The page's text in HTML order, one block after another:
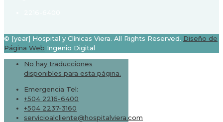
© [year] Hospital y Clínicas Viera. All Rights Reserved. Diseño de
Página Web Ingenio Digital
No hay traducciones
disponibles para esta página.
Emergencia Tel:
+504 2216-6400
+504 2237-3160
servicioalcliente@hospitalviera.com